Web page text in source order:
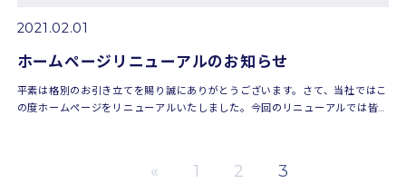
2021.02.01
ホームページリニューアルのお知らせ
平素は格別のお引き立てを賜り誠にありがとうございます。さて、当社ではこ
の度ホームページをリニューアルいたしました。今回のリニューアルでは皆さ
« 1 2 3